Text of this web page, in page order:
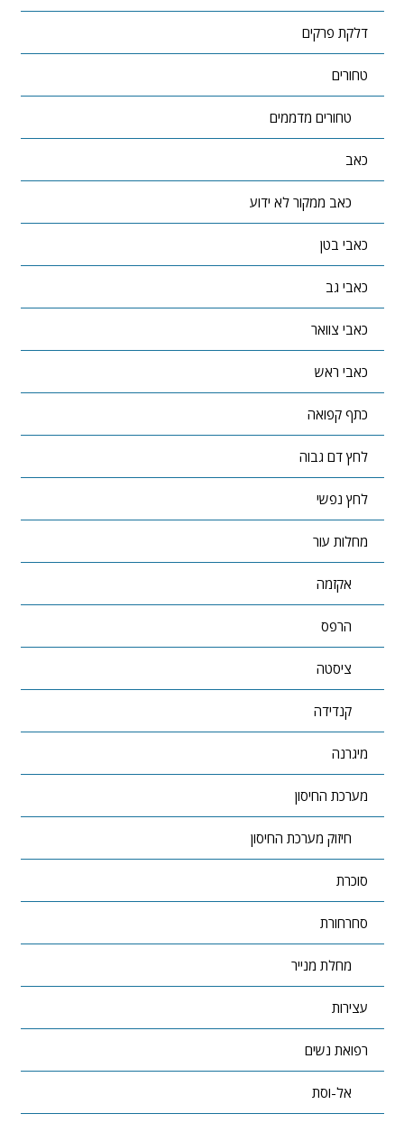
דלקת פרקים
טחורים
טחורים מדממים
כאב
כאב ממקור לא ידוע
כאבי בטן
כאבי גב
כאבי צוואר
כאבי ראש
כתף קפואה
לחץ דם גבוה
לחץ נפשי
מחלות עור
אקזמה
הרפס
ציסטה
קנדידה
מיגרנה
מערכת החיסון
חיזוק מערכת החיסון
סוכרת
סחרחורת
מחלת מנייר
עצירות
רפואת נשים
אל-וסת